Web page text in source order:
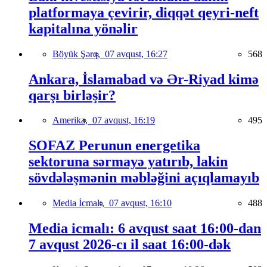
platformaya çevirir, diqqət qeyri-neft
kapitalına yönəlir
Böyük Şərq, 07 avqust, 16:27 568
Ankara, İslamabad və Ər-Riyad kimə
qarşı birləşir?
Amerika, 07 avqust, 16:19 495
SOFAZ Perunun energetika
sektoruna sərmayə yatırıb, lakin
sövdələşmənin məbləğini açıqlamayıb
Media İcmalı, 07 avqust, 16:10 488
Media icmalı: 6 avqust saat 16:00-dan
7 avqust 2026-cı il saat 16:00-dək